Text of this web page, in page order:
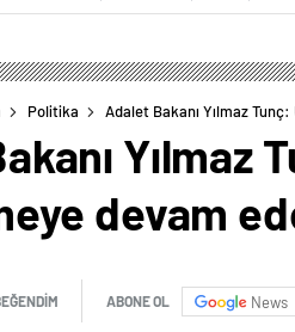
Politika Adalet Bakanı Yılmaz
Yılmaz
devam
ABONE OL News